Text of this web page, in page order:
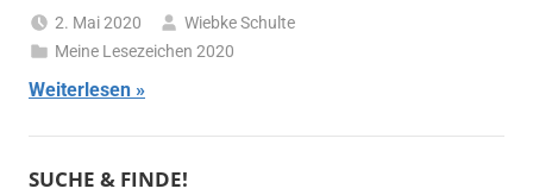
2. Mai 2020
Wiebke Schulte
Meine Lesezeichen 2020
Weiterlesen
SUCHE & FINDE!